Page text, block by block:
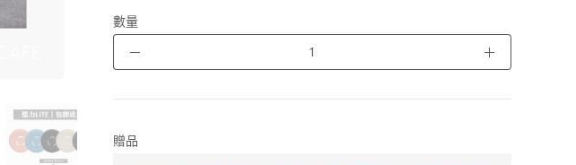
數量
－ ＋
贈品